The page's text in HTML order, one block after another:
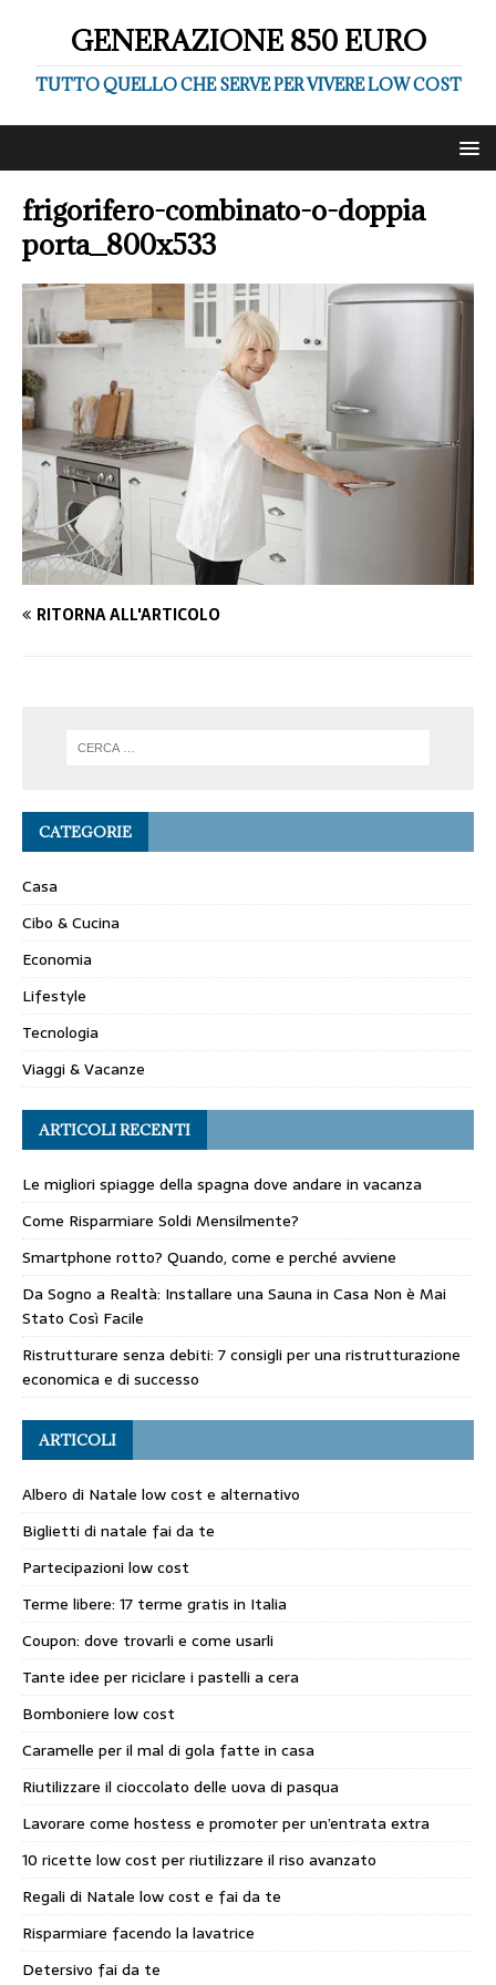
GENERAZIONE 850 EURO
TUTTO QUELLO CHE SERVE PER VIVERE LOW COST
frigorifero-combinato-o-doppia
porta_800x533
RITORNA ALL'ARTICOLO
CATEGORIE
Casa
Cibo & Cucina
Economia
Lifestyle
Tecnologia
Viaggi & Vacanze
ARTICOLI RECENTI
Le migliori spiagge della spagna dove andare in vacanza
Come Risparmiare Soldi Mensilmente?
Smartphone rotto? Quando, come e perché avviene
Da Sogno a Realtà: Installare una Sauna in Casa Non è Mai
Stato Così Facile
Ristrutturare senza debiti: 7 consigli per una ristrutturazione
economica e di successo
ARTICOLI
Albero di Natale low cost e alternativo
Biglietti di natale fai da te
Partecipazioni low cost
Terme libere: 17 terme gratis in Italia
Coupon: dove trovarli e come usarli
Tante idee per riciclare i pastelli a cera
Bomboniere low cost
Caramelle per il mal di gola fatte in casa
Riutilizzare il cioccolato delle uova di pasqua
Lavorare come hostess e promoter per un’entrata extra
10 ricette low cost per riutilizzare il riso avanzato
Regali di Natale low cost e fai da te
Risparmiare facendo la lavatrice
Detersivo fai da te